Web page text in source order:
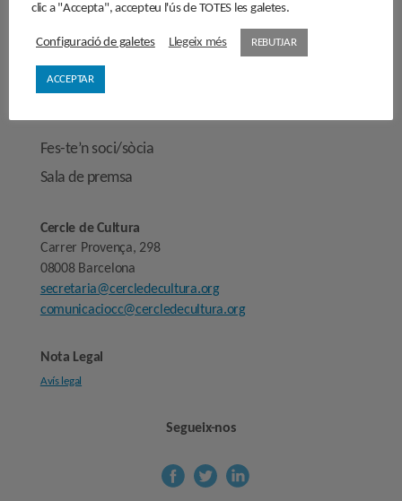
Activitats
Reflexions
Opinions
Manifestos
Entrevistes
Fes-te’n soci/sòcia
Sala de premsa
Cercle de Cultura
Carrer Provença, 298
08008 Barcelona
secretaria@cercledecultura.org
comunicaciocc@cercledecultura.org
Nota Legal
Avís legal
Segueix-nos
clic a "Accepta", accepteu l'ús de TOTES les galetes.
Configuració de galetes Llegeix més REBUTJAR
ACCEPTAR